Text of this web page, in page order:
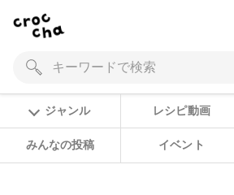
ジャンル レシピ動画
みんなの投稿 イベント